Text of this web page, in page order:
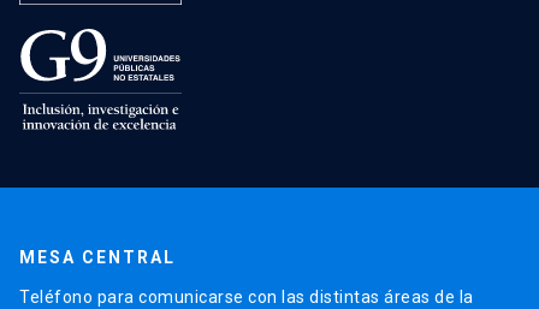
MESA CENTRAL
Teléfono para comunicarse con las distintas áreas de la